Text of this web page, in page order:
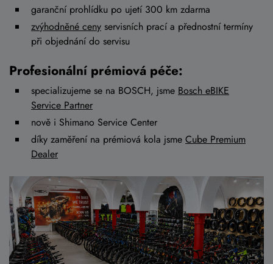
garanční prohlídku po ujetí 300 km zdarma
zvýhodněné ceny servisních prací a přednostní termíny
při objednání do servisu
Profesionální prémiová péče:
specializujeme se na BOSCH, jsme Bosch eBIKE
Service Partner
nově i Shimano Service Center
díky zaměření na prémiová kola jsme Cube Premium
Dealer